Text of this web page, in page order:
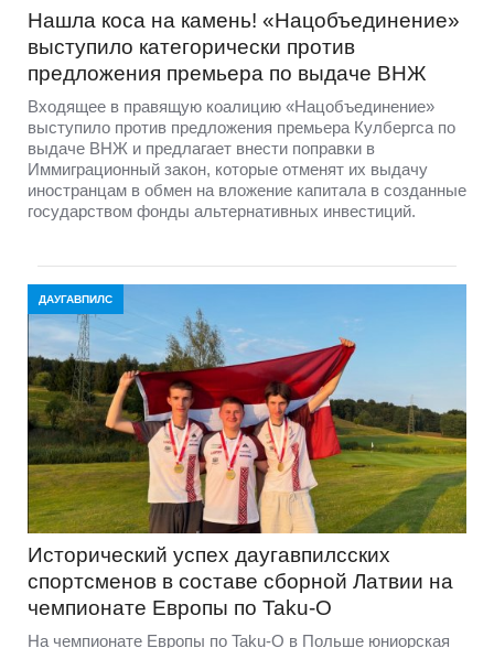
Нашла коса на камень! «Нацобъединение»
выступило категорически против
предложения премьера по выдаче ВНЖ
Входящее в правящую коалицию «Нацобъединение»
выступило против предложения премьера Кулбергса по
выдаче ВНЖ и предлагает внести поправки в
Иммиграционный закон, которые отменят их выдачу
иностранцам в обмен на вложение капитала в созданные
государством фонды альтернативных инвестиций.
ДАУГАВПИЛС
Исторический успех даугавпилсских
спортсменов в составе сборной Латвии на
чемпионате Европы по Taku-O
На чемпионате Европы по Taku-O в Польше юниорская